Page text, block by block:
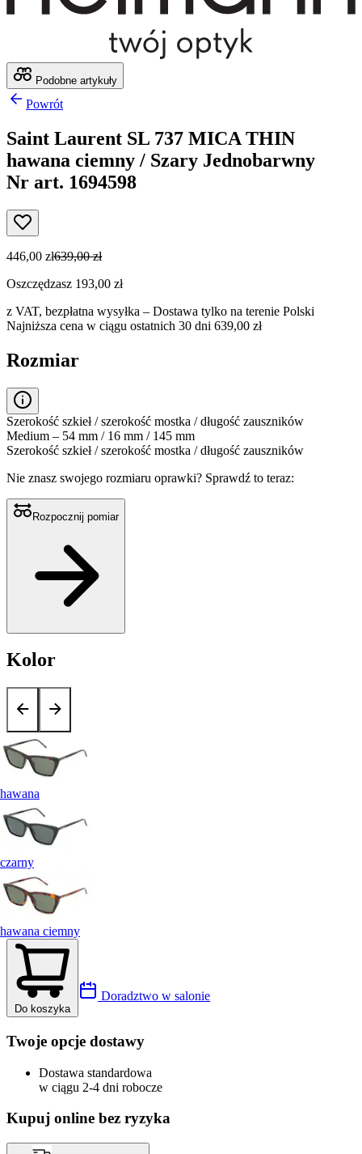
Podobne artykuły
Powrót
Saint Laurent SL 737 MICA THIN
hawana ciemny / Szary Jednobarwny
Nr art. 1694598
446,00 zł639,00 zł
Oszczędzasz 193,00 zł
z VAT, bezpłatna wysyłka – Dostawa tylko na terenie Polski
Najniższa cena w ciągu ostatnich 30 dni 639,00 zł
Rozmiar
Szerokość szkieł / szerokość mostka / długość zauszników
Medium – 54 mm / 16 mm / 145 mm
Szerokość szkieł / szerokość mostka / długość zauszników
Nie znasz swojego rozmiaru oprawki? Sprawdź to teraz:
Rozpocznij pomiar
Kolor
hawana
czarny
hawana ciemny
Do koszyka
Doradztwo w salonie
Twoje opcje dostawy
Dostawa standardowa
w ciągu 2-4 dni robocze
Kupuj online bez ryzyka